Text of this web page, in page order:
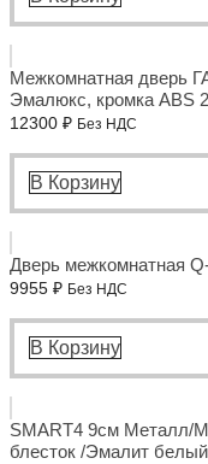
Межкомнатная дверь
Эмалюкс, кромка ABS
12300 ₽ Без НДС
В Корзину
Дверь межкомнатная
9955 ₽ Без НДС
В Корзину
SMART4 9см Металл/
блесток /Эмалит